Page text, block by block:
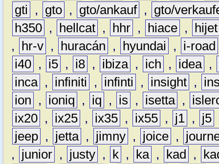
gti
, gto , gto/ankauf ,
gto/
h350 , hellcat , hhr , hiace ,
hijet
,
hr-v , huracán , hyundai ,
i-road
i40 , i5 , i8 , ibiza , ich , idea ,
inca , infiniti , infinti , insight ,
ion
, ioniq , iq , is , isetta ,
ix20 , ix25 , ix35 , ix55 , j1 , j5
jeep , jetta , jimny , joice ,
,
junior , justy , k , ka , kad ,